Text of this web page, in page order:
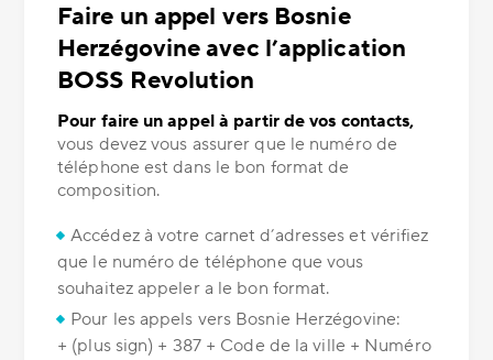
Faire un appel vers Bosnie
Herzégovine avec l’application
BOSS Revolution
Pour faire un appel à partir de vos contacts,
vous devez vous assurer que le numéro de
téléphone est dans le bon format de
composition.
Accédez à votre carnet d’adresses et vérifiez
que le numéro de téléphone que vous
souhaitez appeler a le bon format.
Pour les appels vers Bosnie Herzégovine:
+ (plus sign) + 387 + Code de la ville + Numéro